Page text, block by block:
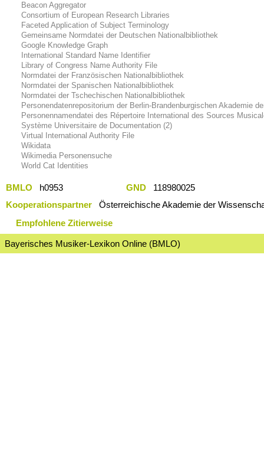
Beacon Aggregator
Consortium of European Research Libraries
Faceted Application of Subject Terminology
Gemeinsame Normdatei der Deutschen Nationalbibliothek
Google Knowledge Graph
International Standard Name Identifier
Library of Congress Name Authority File
Normdatei der Französischen Nationalbibliothek
Normdatei der Spanischen Nationalbibliothek
Normdatei der Tschechischen Nationalbibliothek
Personendatenrepositorium der Berlin-Brandenburgischen Akademie
Personennamendatei des Répertoire International des Sources
Système Universitaire de Documentation (2)
Virtual International Authority File
Wikidata
Wikimedia Personensuche
World Cat Identities
BMLO h0953 GND
118980025
Kooperationspartner
Österreichische Akademie der
Empfohlene Zitierweise
Bayerisches Musiker-Lexikon Online (BMLO)